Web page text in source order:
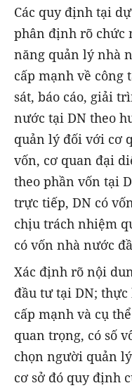
Các quy định tại
phân định rõ chức
năng quản lý nhà
cấp mạnh về công
sát, báo cáo, giải
nước tại DN theo
quản lý đối với cơ
vốn, cơ quan đại
theo phần vốn tại
trực tiếp, DN có
chịu trách nhiệm
có vốn nhà nước
Xác định rõ nội
đầu tư tại DN;
cấp mạnh và cụ
quan trọng, có số
chọn người quản
cơ sở đó quy định